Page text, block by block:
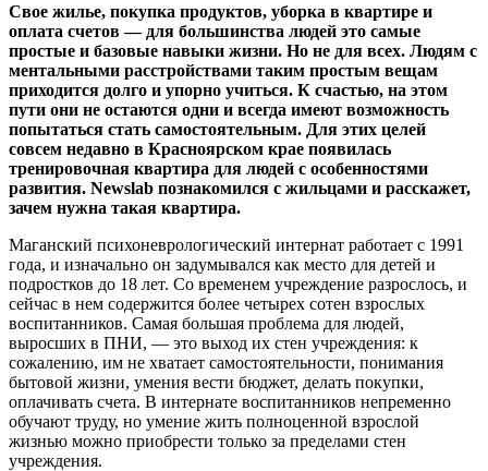
Свое жилье, покупка продуктов, уборка в квартире и
оплата счетов — для большинства людей это самые
простые и базовые навыки жизни. Но не для всех. Людям с
ментальными расстройствами таким простым вещам
приходится долго и упорно учиться. К счастью, на этом
пути они не остаются одни и всегда имеют возможность
попытаться стать самостоятельным. Для этих целей
совсем недавно в Красноярском крае появилась
тренировочная квартира для людей с особенностями
развития. Newslab познакомился с жильцами и расскажет,
зачем нужна такая квартира.
Маганский психоневрологический интернат работает с 1991
года, и изначально он задумывался как место для детей и
подростков до 18 лет. Со временем учреждение разрослось, и
сейчас в нем содержится более четырех сотен взрослых
воспитанников. Самая большая проблема для людей,
выросших в ПНИ, — это выход их стен учреждения: к
сожалению, им не хватает самостоятельности, понимания
бытовой жизни, умения вести бюджет, делать покупки,
оплачивать счета. В интернате воспитанников непременно
обучают труду, но умение жить полноценной взрослой
жизнью можно приобрести только за пределами стен
учреждения.